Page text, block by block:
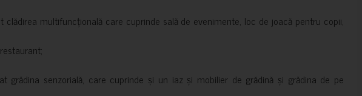
clădirea multifuncțională care cuprinde sală de evenimente, loc de joacă pentru copii,
grădina senzorială, care cuprinde și un iaz și mobilier de grădină și grădina de pe